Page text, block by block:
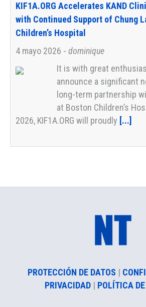
KIF1A.ORG Accelerates KAND
with Continued Support of Chung
Children’s Hospital
4 mayo 2026 - dominique
It is with great
announce a significant
long-term partnership
at Boston Children’s
2026, KIF1A.ORG will proudly [...]
on KIF1A Day—a day to
incredible patients and
awareness for KIF1A-Associated
KIF1A Policy and Advocacy in
PROTECCIÓN DE DATOS |
PRIVACIDAD| POLÍTICA